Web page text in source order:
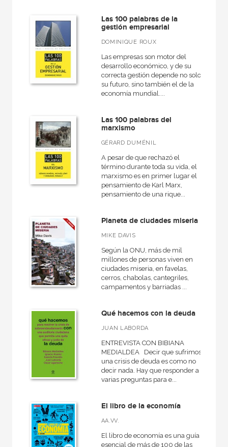
Las 100 palabras de la
gestión empresarial
DOMINIQUE ROUX
Las empresas son motor del
desarrollo económico, y de su
correcta gestión depende no solo
su futuro, sino también el de la
economía mundial....
Las 100 palabras del
marxismo
GÉRARD DUMÉNIL
A pesar de que rechazó el
término durante toda su vida, el
marxismo es en primer lugar el
pensamiento de Karl Marx,
pensamiento de una rique...
Planeta de ciudades miseria
MIKE DAVIS
Según la ONU, más de mil
millones de personas viven en
ciudades miseria, en favelas,
cerros, chabolas, cantegriles,
campamentos y barriadas ...
Qué hacemos con la deuda
JUAN LABORDA
ENTREVISTA CON BIBIANA
MEDIALDEA Decir que sufrimos
una crisis de deuda es como no
decir nada. Hay que responder a
varias preguntas para e...
El libro de la economía
AA.VV.
El libro de economía es una guía
esencial de más de 100 de las